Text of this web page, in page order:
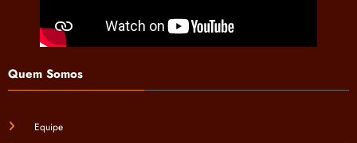
Quem Somos
Equipe